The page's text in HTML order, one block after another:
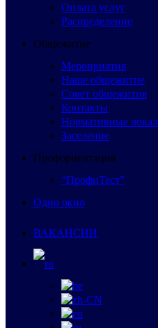
Оплата услуг
Распределение
Общежитие
Мероприятия
Наше общежитие
Совет общежития
Контакты
Нормативные
Заселение
Профориентация
“ПрофиТест”
Одно окно
ВАКАНСИИ